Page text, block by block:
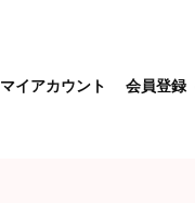
マイアカウント 会員登録